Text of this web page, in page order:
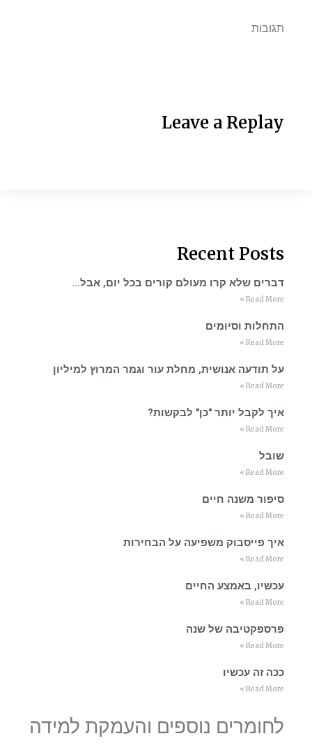
תגובות
Leave a Replay
Recent Posts
דברים שלא קרו מעולם קורים בכל יום, אבל…
Read More »
התחלות וסיומים
Read More »
על תודעה אנושית, מחלת עור וגמר המרוץ למיליון
Read More »
איך לקבל יותר "כן" לבקשות?
Read More »
שובל
Read More »
סיפור משנה חיים
Read More »
איך פייסבוק משפיעה על הבחירות
Read More »
עכשיו, באמצע החיים
Read More »
פרספקטיבה של שנה
Read More »
ככה זה עכשיו
Read More »
לחומרים נוספים והעמקת למידה